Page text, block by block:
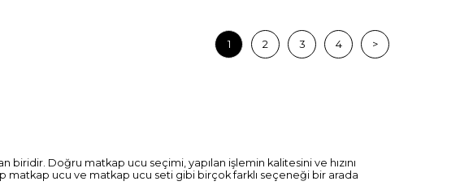
1 2 3 4 >
Doğru matkap ucu seçimi, yapılan işlemin kalitesini ve hızını
matkap ucu ve matkap ucu seti gibi birçok farklı seçeneği bir arada